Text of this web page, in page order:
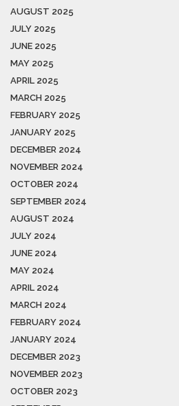
AUGUST 2025
JULY 2025
JUNE 2025
MAY 2025
APRIL 2025
MARCH 2025
FEBRUARY 2025
JANUARY 2025
DECEMBER 2024
NOVEMBER 2024
OCTOBER 2024
SEPTEMBER 2024
AUGUST 2024
JULY 2024
JUNE 2024
MAY 2024
APRIL 2024
MARCH 2024
FEBRUARY 2024
JANUARY 2024
DECEMBER 2023
NOVEMBER 2023
OCTOBER 2023